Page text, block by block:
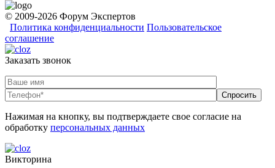
© 2009-2026 Форум Экспертов
Политика конфиденциальности Пользовательское
соглашение
Заказать звонок
Нажимая на кнопку, вы подтверждаете свое согласие на
обработку персональных данных
Викторина